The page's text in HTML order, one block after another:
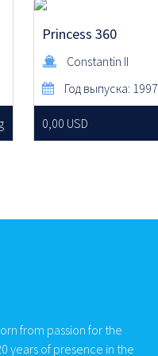
Princess 360
Constantin II
Год выпуска: 1997
0,00 USD
from passion for the
years of presence in the